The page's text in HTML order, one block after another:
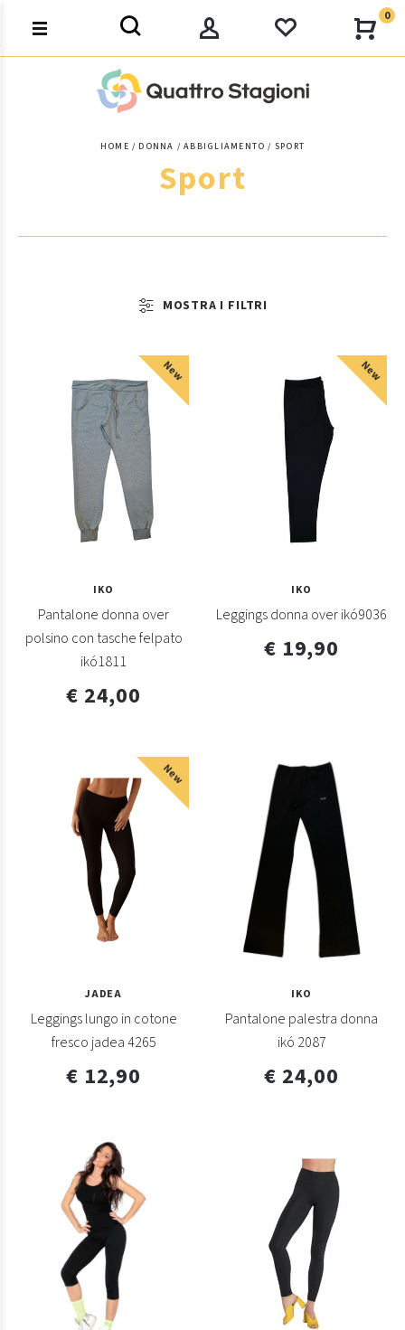
0
HOME DONNA ABBIGLIAMENTO SPORT
Sport
MOSTRA I FILTRI
New
IKO
Pantalone donna over
polsino con tasche felpato
ikó1811
€ 24,00
New
IKO
Leggings donna over ikó9036
€ 19,90
New
JADEA
Leggings lungo in cotone
fresco jadea 4265
€ 12,90
IKO
Pantalone palestra donna
ikó 2087
€ 24,00